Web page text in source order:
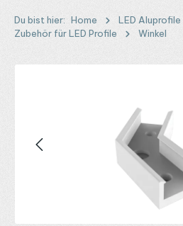
Du bist hier: Home
LED Aluprofile
Zubehör für LED Profile
Winkel